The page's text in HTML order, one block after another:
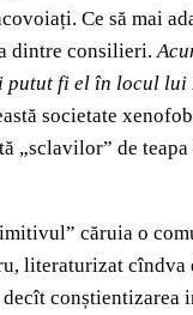
Ce să mai
dintre consilieri.
fi el în locul lui
societate
de
căruia o
literaturizat